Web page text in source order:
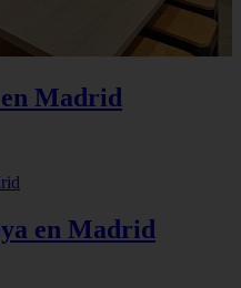
Madrid
en Madrid